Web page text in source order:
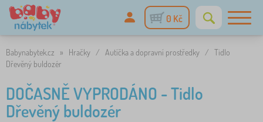
0 Kč
Babynabytek.cz » Hračky / Autíčka a dopravní prostředky / Tidlo
Dřevěný buldozér
DOČASNĚ VYPRODÁNO - Tidlo
Dřevěný buldozér